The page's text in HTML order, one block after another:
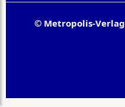
© Metropolis-